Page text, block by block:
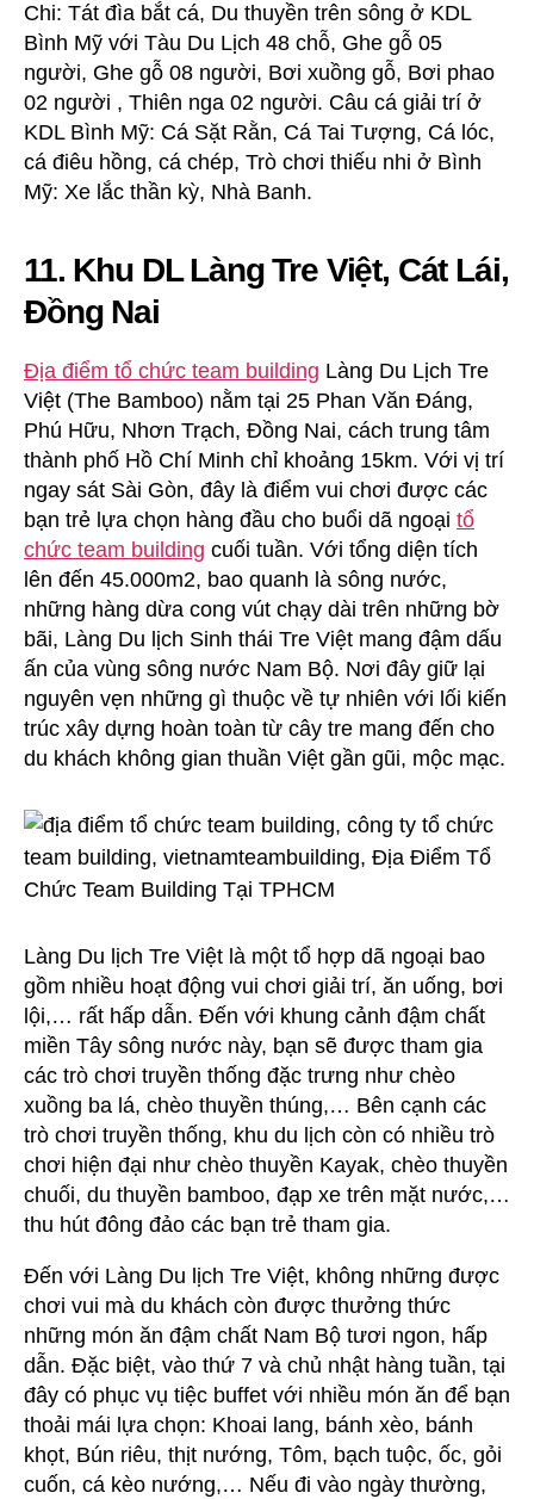
Chi: Tát đìa bắt cá, Du thuyền trên sông ở KDL
Bình Mỹ với Tàu Du Lịch 48 chỗ, Ghe gỗ 05
người, Ghe gỗ 08 người, Bơi xuồng gỗ, Bơi phao
02 người , Thiên nga 02 người. Câu cá giải trí ở
KDL Bình Mỹ: Cá Sặt Rằn, Cá Tai Tượng, Cá lóc,
cá điêu hồng, cá chép, Trò chơi thiếu nhi ở Bình
Mỹ: Xe lắc thần kỳ, Nhà Banh.
11. Khu DL Làng Tre Việt, Cát Lái,
Đồng Nai
Địa điểm tổ chức team building Làng Du Lịch Tre
Việt (The Bamboo) nằm tại 25 Phan Văn Đáng,
Phú Hữu, Nhơn Trạch, Đồng Nai, cách trung tâm
thành phố Hồ Chí Minh chỉ khoảng 15km. Với vị trí
ngay sát Sài Gòn, đây là điểm vui chơi được các
bạn trẻ lựa chọn hàng đầu cho buổi dã ngoại tổ
chức team building cuối tuần. Với tổng diện tích
lên đến 45.000m2, bao quanh là sông nước,
những hàng dừa cong vút chạy dài trên những bờ
bãi, Làng Du lịch Sinh thái Tre Việt mang đậm dấu
ấn của vùng sông nước Nam Bộ. Nơi đây giữ lại
nguyên vẹn những gì thuộc về tự nhiên với lối kiến
trúc xây dựng hoàn toàn từ cây tre mang đến cho
du khách không gian thuần Việt gần gũi, mộc mạc.
Làng Du lịch Tre Việt là một tổ hợp dã ngoại bao
gồm nhiều hoạt động vui chơi giải trí, ăn uống, bơi
lội,… rất hấp dẫn. Đến với khung cảnh đậm chất
miền Tây sông nước này, bạn sẽ được tham gia
các trò chơi truyền thống đặc trưng như chèo
xuồng ba lá, chèo thuyền thúng,… Bên cạnh các
trò chơi truyền thống, khu du lịch còn có nhiều trò
chơi hiện đại như chèo thuyền Kayak, chèo thuyền
chuối, du thuyền bamboo, đạp xe trên mặt nước,…
thu hút đông đảo các bạn trẻ tham gia.
Đến với Làng Du lịch Tre Việt, không những được
chơi vui mà du khách còn được thưởng thức
những món ăn đậm chất Nam Bộ tươi ngon, hấp
dẫn. Đặc biệt, vào thứ 7 và chủ nhật hàng tuần, tại
đây có phục vụ tiệc buffet với nhiều món ăn để bạn
thoải mái lựa chọn: Khoai lang, bánh xèo, bánh
khọt, Bún riêu, thịt nướng, Tôm, bạch tuộc, ốc, gỏi
cuốn, cá kèo nướng,… Nếu đi vào ngày thường,